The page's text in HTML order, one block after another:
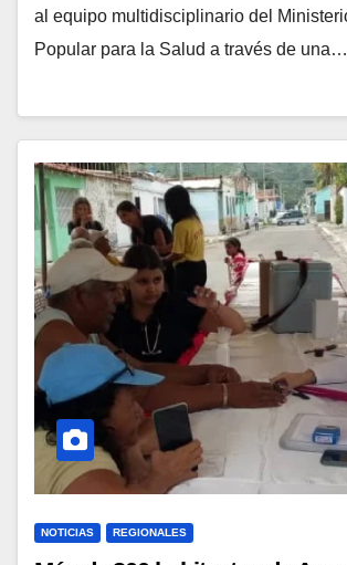
al equipo multidisciplinario del
Popular para la Salud a través de una…
NOTICIAS REGIONALES